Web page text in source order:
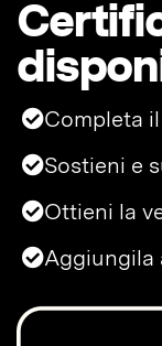
Completa
Sostieni e
Ottieni la
Aggiungila